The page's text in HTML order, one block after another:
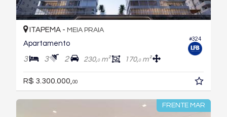
#324
ITAPEMA - MEIA PRAIA
Apartamento
3 3 2 230,0m² 170,0m²
R$ 3.300.000, 00
FRENTE MAR